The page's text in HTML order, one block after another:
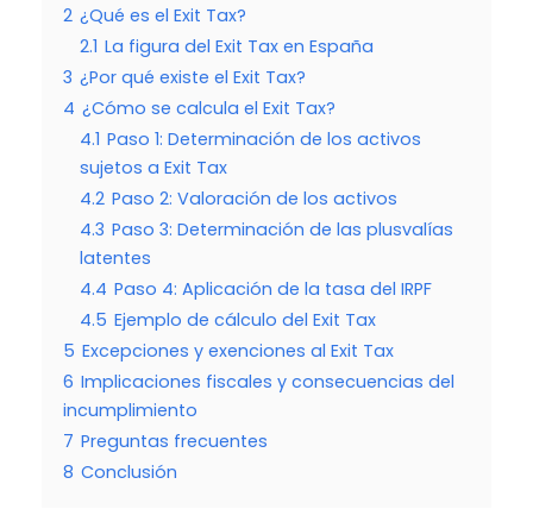
2 ¿Qué es el Exit Tax?
2.1 La figura del Exit Tax en España
3 ¿Por qué existe el Exit Tax?
4 ¿Cómo se calcula el Exit Tax?
4.1 Paso 1: Determinación de los activos
sujetos a Exit Tax
4.2 Paso 2: Valoración de los activos
4.3 Paso 3: Determinación de las plusvalías
latentes
4.4 Paso 4: Aplicación de la tasa del IRPF
4.5 Ejemplo de cálculo del Exit Tax
5 Excepciones y exenciones al Exit Tax
6 Implicaciones fiscales y consecuencias del
incumplimiento
7 Preguntas frecuentes
8 Conclusión